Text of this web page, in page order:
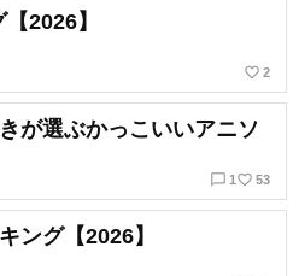
2026】
favorite_border 2
が選ぶかっこいいアニソ
chat_bubble_outline 1 favorite_border 53
ング【2026】